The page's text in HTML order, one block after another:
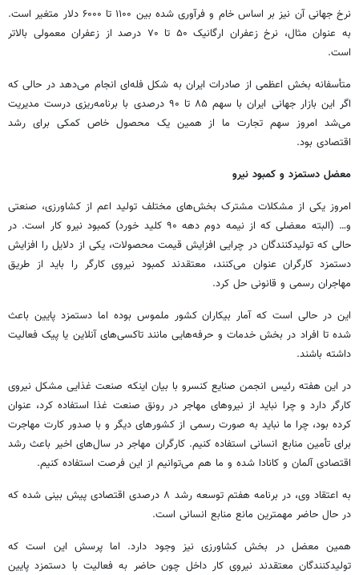
نرخ جهانی آن نیز بر اساس خام و فرآوری شده بین ۱۱۰۰ تا ۶۰۰۰ دلار متغیر است.
به عنوان مثال، نرخ زعفران ارگانیک ۵۰ تا ۷۰ درصد از زعفران معمولی بالاتر
است.
متأسفانه بخش اعظمی از صادرات ایران به شکل فله‌ای انجام می‌دهد در حالی که
اگر این بازار جهانی ایران با سهم ۸۵ تا ۹۰ درصدی با برنامه‌ریزی درست مدیریت
می‌شد امروز سهم تجارت ما از همین یک محصول خاص کمکی برای رشد
اقتصادی بود.
معضل دستمزد و کمبود نیرو
امروز یکی از مشکلات مشترک بخش‌های مختلف تولید اعم از کشاورزی، صنعتی
و… (البته معضلی که از نیمه دوم دهه ۹۰ کلید خورد) کمبود نیرو کار است. در
حالی که تولیدکنندگان در چرایی افزایش قیمت محصولات، یکی از دلایل را افزایش
دستمزد کارگران عنوان می‌کنند، معتقدند کمبود نیروی کارگر را باید از طریق
مهاجران رسمی و قانونی حل کرد.
این در حالی است که آمار بیکاران کشور ملموس بوده اما دستمزد پایین باعث
شده تا افراد در بخش خدمات و حرفه‌هایی مانند تاکسی‌های آنلاین یا پیک فعالیت
داشته باشند.
در این هفته رئیس انجمن صنایع کنسرو با بیان اینکه صنعت غذایی مشکل نیروی
کارگر دارد و چرا نباید از نیروهای مهاجر در رونق صنعت غذا استفاده کرد، عنوان
کرده بود، چرا ما نباید به صورت رسمی از کشورهای دیگر و با صدور کارت مهاجرت
برای تأمین منابع انسانی استفاده کنیم. کارگران مهاجر در سال‌های اخیر باعث رشد
اقتصادی آلمان و کانادا شده و ما هم می‌توانیم از این فرصت استفاده کنیم.
به اعتقاد وی، در برنامه هفتم توسعه رشد ۸ درصدی اقتصادی پیش بینی شده که
در حال حاضر مهمترین مانع منابع انسانی است‌.
همین معضل در بخش کشاورزی نیز وجود دارد. اما پرسش این است که
تولیدکنندگان معتقدند نیروی کار داخل چون حاضر به فعالیت با دستمزد پایین